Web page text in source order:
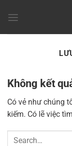
đến
Không kết
Có vẻ như chúng
kiếm. Có lẽ việc